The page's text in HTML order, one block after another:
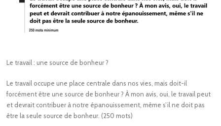
Le travail : une source de bonheur ?
Le travail occupe une place centrale dans nos vies, mais doit-il
forcément être une source de bonheur ? À mon avis, oui, le travail peut
et devrait contribuer à notre épanouissement, même s’il ne doit pas
être la seule source de bonheur. (250 mots)